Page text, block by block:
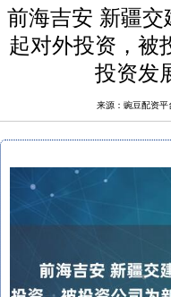
前海吉安 新疆
起对外投资，被
投资发
来源：豌豆配资平